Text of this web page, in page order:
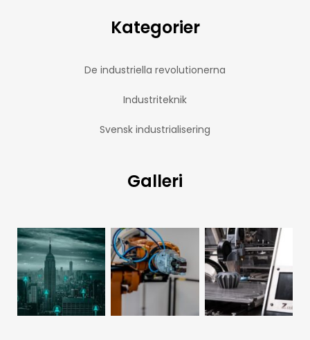
Kategorier
De industriella revolutionerna
Industriteknik
Svensk industrialisering
Galleri